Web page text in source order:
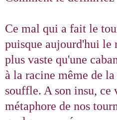
Ce mal qui a fait le
puisque aujourd'hui le
plus vaste qu'une
à la racine même de
souffle. A son insu, ce
métaphore de nos